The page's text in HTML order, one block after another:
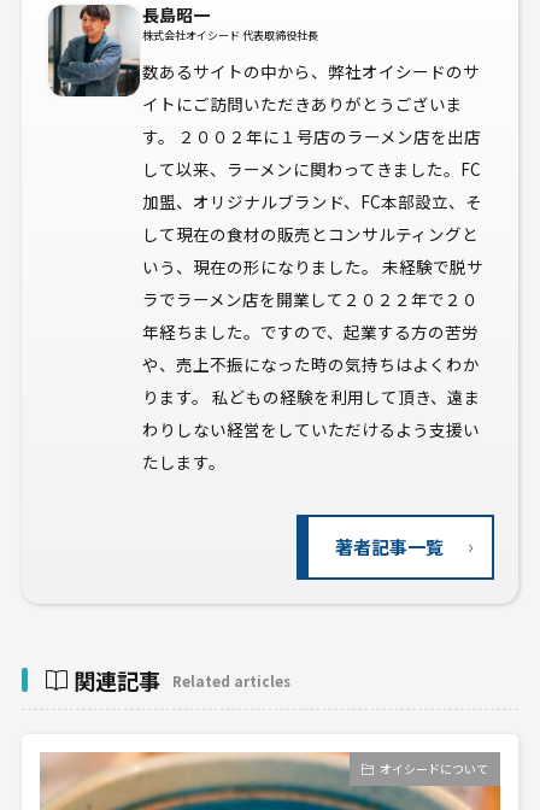
長島昭一
株式会社オイシード 代表取締役社長
数あるサイトの中から、弊社オイシードのサ
イトにご訪問いただきありがとうございま
す。 ２００２年に１号店のラーメン店を出店
して以来、ラーメンに関わってきました。FC
加盟、オリジナルブランド、FC本部設立、そ
して現在の食材の販売とコンサルティングと
いう、現在の形になりました。 未経験で脱サ
ラでラーメン店を開業して２０２２年で２０
年経ちました。ですので、起業する方の苦労
や、売上不振になった時の気持ちはよくわか
ります。 私どもの経験を利用して頂き、遠ま
わりしない経営をしていただけるよう支援い
たします。
著者記事一覧
関連記事 Related articles
オイシードについて